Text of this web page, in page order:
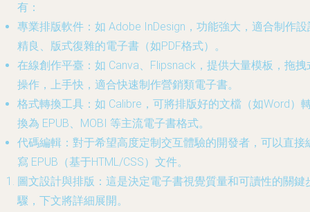
有：
專業排版軟件 ：如 Adobe InDesign，功能強大，適合制作設
精良、版式復雜的電子書（如PDF格式）。
在線創作平臺 ：如 Canva、Flipsnack，提供大量模板，拖拽
操作，上手快，適合快速制作營銷類電子書。
格式轉換工具 ：如 Calibre，可將排版好的文檔（如Word）
換為 EPUB、MOBI 等主流電子書格式。
代碼編輯 ：對于希望高度定制交互體驗的開發者，可以直接
寫 EPUB（基于HTML/CSS）文件。
圖文設計與排版 ：這是決定電子書視覺質量和可讀性的關鍵
驟，下文將詳細展開。